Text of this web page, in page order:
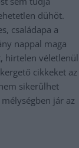
dühöt.
családapa a
nappal maga
hirtelen véletlenül
cikkeket az
sikerülhet
jár az